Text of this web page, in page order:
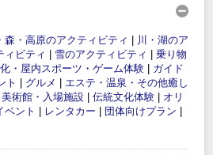
森・高原のアクティビティ
川・湖のア
ィビティ 雪のアクティビティ
乗り物
・屋内スポーツ・ゲーム体験
ガイド
ト
グルメ
エステ・温泉・その他癒し
術館・入場施設 伝統文化体験
オリ
ベント レンタカー 団体向けプラン